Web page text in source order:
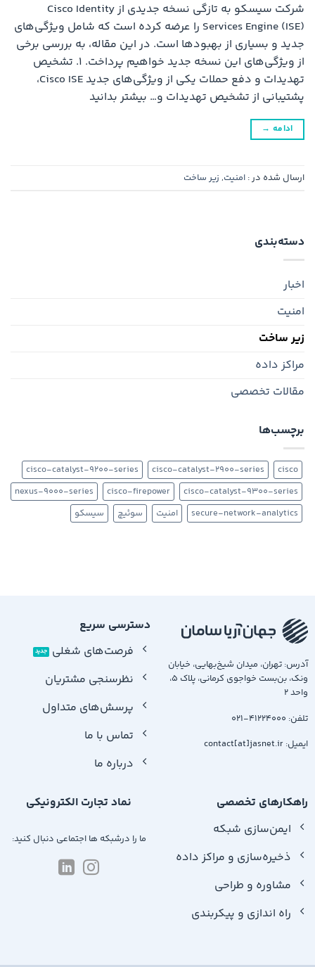
دسته‌بندی
اخبار
امنیت
زیر ساخت
مراکز داده
مقالات تخصصی
برچسب‌ها
cisco
cisco-catalyst-2900-series
cisco-catalyst-9200-series
cisco-catalyst-9300-series
cisco-firepower
nexus-9000-series
secure-network-analytics
امنیت سوئیچ سیسکو
شرکت سیسکو به تازگی نسخه جدیدی از Cisco Identity
Services Engine (ISE) را عرضه کرده است که شامل ویژگی‌های
جدید و بسیاری از بهبودها است. در این مقاله، به بررسی برخی
از ویژگی‌های این نسخه جدید خواهیم پرداخت. ۱. تشخیص
تهدیدات و دفع حملات یکی از ویژگی‌های جدید Cisco ISE،
پشتیبانی از تشخیص تهدیدات و… بیشتر بدانید
ادامه →
ارسال شده در : امنیت, زیر ساخت
آدرس: تهران، میدان شیخ‌بهایی، خیابان
ونک، بن‌بست خواجوی کرمانی، پلاک 5،
واحد 2
تلفن: 41224000-021
ایمیل: contact[at]jasnet.ir
دسترسی سریع
فرصت‌های شغلی
نظرسنجی مشتریان
پرسش‌های متداول
تماس با ما
درباره ما
راهکارهای تخصصی
ایمن‌سازی شبکه‌
ذخیره‌سازی و مراکز داده
مشاوره و طراحی
راه اندازی و پیکربندی
نماد تجارت الكترونیكی
ما را درشبکه ها اجتماعی دنبال کنید: